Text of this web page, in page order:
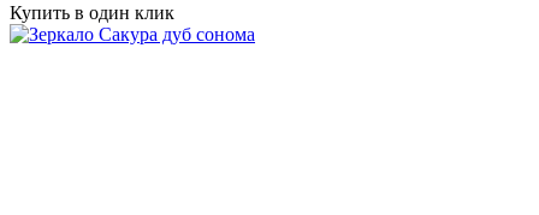
Купить в один клик